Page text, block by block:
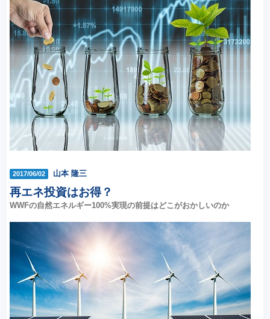
2017/06/02 山本 隆三
再エネ投資はお得？
WWFの自然エネルギー100%実現の前提はどこがおかしいのか